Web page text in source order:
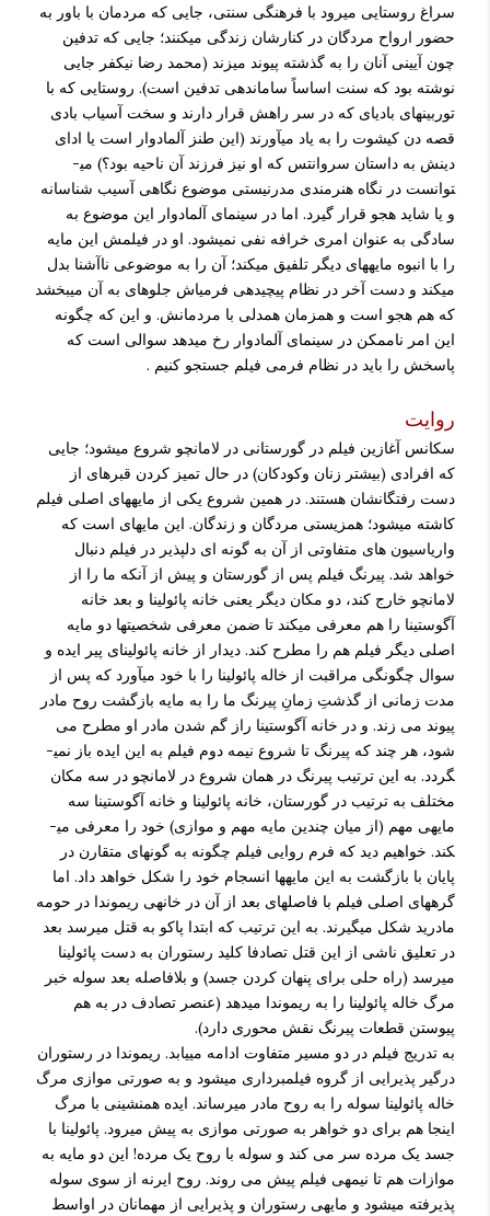
سراغ روستایی می­رود با فرهنگی سنتی، جایی که مردمان با باور به
حضور ارواح مردگان در کنارشان زندگی می­کنند؛ جایی که تدفین
چون آیینی آنان را به گذشته پیوند می­زند (محمد رضا نیکفر جایی
نوشته بود که سنت اساساً ساماندهی تدفین است). روستایی که با
توربینهای بادی­ای که در سر راهش قرار دارند و سخت آسیاب بادی
قصه دن کیشوت را به یاد می­آورند (این طنز آلمادوار است یا ادای
دینش به داستان سروانتس که او نیز فرزند آن ناحیه بود؟) می­
توانست در نگاه هنرمندی مدرنیستی موضوع نگاهی آسیب شناسانه
و یا شاید هجو قرار گیرد. اما در سینمای آلمادوار این موضوع به
سادگی به عنوان امری خرافه نفی نمی­شود. او در فیلمش این مایه
را با انبوه مایه­های دیگر تلفیق می­کند؛ آن را به موضوعی ناآشنا بدل
می­کند و دست آخر در نظام پیچیده­ی فرمی­اش جلوه­ای به آن می­بخشد
که هم هجو است و همزمان همدلی با مردمانش. و این که چگونه
این امر ناممکن در سینمای آلمادوار رخ می­دهد سوالی است که
پاسخش را باید در نظام فرمی فیلم جستجو کنیم .
روايت
سکانس آغازین فیلم در گورستانی در لامانچو شروع می­شود؛ جایی
که افرادی (بیشتر زنان وکودکان) در حال تمیز کردن قبرهای از
دست رفتگانشان هستند. در همین شروع یکی از مایه­های اصلی فیلم
کاشته می­شود؛ همزیستی مردگان و زندگان. این مایه­ای است که
واریاسیون های متفاوتی از آن به گونه ای دلپذیر در فیلم دنبال
خواهد شد. پیرنگ فیلم پس از گورستان و پیش از آنکه ما را از
لامانچو خارج کند، دو مکان دیگر یعنی خانه پائولینا و بعد خانه
آگوستینا را هم معرفی می­کند تا ضمن معرفی شخصیتها دو مایه
اصلی دیگر فیلم هم را مطرح کند. دیدار از خانه پائولینای پیر ایده و
سوال ­چگونگی مراقبت از خاله پائولینا را با خود می­آورد که پس از
مدت زمانی از گذشتِ زمانِ پیرنگ ما را به مایه بازگشت روح مادر
پیوند می زند. و در خانه آگوستینا راز گم شدن مادر او مطرح می
شود، هر چند که پیرنگ تا شروع نیمه دوم فیلم به این ایده باز نمی­
گردد. به این ترتیب پیرنگ در همان شروع در لامانچو در سه مکان
مختلف به ترتیب در گورستان، خانه پائولینا و خانه آگوستینا سه
مایه­ی مهم (از میان چندین مایه مهم و موازی) خود را معرفی می­
کند. خواهیم دید که فرم روایی فیلم چگونه به گونه­ای متقارن در
پایان با بازگشت به این مایه­ها انسجام خود را شکل خواهد داد. اما
گره­های اصلی فیلم با فاصله­ای بعد از آن در خانه­ی ریموندا در حومه
مادرید شکل می­گیرند. به این ترتیب که ابتدا پاکو به قتل می­رسد بعد
در تعلیق ناشی از این قتل تصادفا کلید رستوران به دست پائولینا
می­رسد (راه حلی برای پنهان کردن جسد) و بلافاصله بعد سوله خبر
مرگ خاله پائولینا را به ریموندا می­دهد (عنصر تصادف در به هم
پیوستن قطعات پیرنگ نقش محوری دارد).
به تدریج فیلم در دو مسیر متفاوت ادامه می­یابد. ریموندا در رستوران
درگیر پذیرایی از گروه فیلمبرداری می­شود و به صورتی موازی مرگ
خاله پائولینا سوله را به روح مادر می­رساند. ایده همنشینی با مرگ
اینجا هم برای دو خواهر به صورتی موازی به پیش می­رود. پائولینا با
جسد یک مرده سر می کند و سوله با روح یک مرده! این دو مایه به
موازات هم تا نیمه­ی فیلم پیش می روند. روح ایرنه از سوی سوله
پذیرفته می­شود و مایه­ی رستوران و پذیرایی از مهمانان در اواسط